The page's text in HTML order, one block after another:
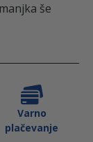
še
Varno
plačevanje